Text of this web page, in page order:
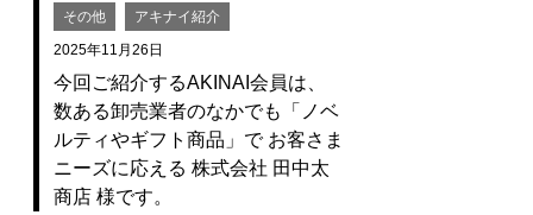
その他
アキナイ紹介
2025年11月26日
今回ご紹介するAKINAI会員は、
数ある卸売業者のなかでも「ノベ
ルティやギフト商品」で お客さま
ニーズに応える 株式会社 田中太
商店 様です。